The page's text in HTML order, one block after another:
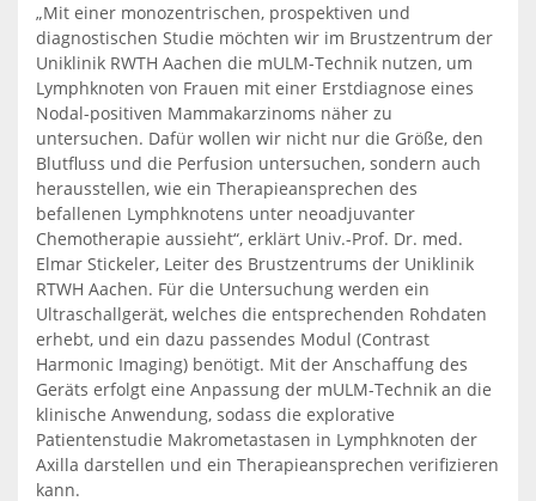
„Mit einer monozentrischen, prospektiven und
diagnostischen Studie möchten wir im Brustzentrum der
Uniklinik RWTH Aachen die mULM-Technik nutzen, um
Lymphknoten von Frauen mit einer Erstdiagnose eines
Nodal-positiven Mammakarzinoms näher zu
untersuchen. Dafür wollen wir nicht nur die Größe, den
Blutfluss und die Perfusion untersuchen, sondern auch
herausstellen, wie ein Therapieansprechen des
befallenen Lymphknotens unter neoadjuvanter
Chemotherapie aussieht“, erklärt Univ.-Prof. Dr. med.
Elmar Stickeler, Leiter des Brustzentrums der Uniklinik
RTWH Aachen. Für die Untersuchung werden ein
Ultraschallgerät, welches die entsprechenden Rohdaten
erhebt, und ein dazu passendes Modul (Contrast
Harmonic Imaging) benötigt. Mit der Anschaffung des
Geräts erfolgt eine Anpassung der mULM-Technik an die
klinische Anwendung, sodass die explorative
Patientenstudie Makrometastasen in Lymphknoten der
Axilla darstellen und ein Therapieansprechen verifizieren
kann.